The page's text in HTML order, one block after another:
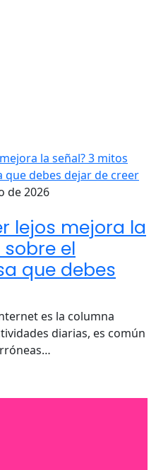
de 2026
lejos mejora la
el
que debes
es la columna
diarias, es común